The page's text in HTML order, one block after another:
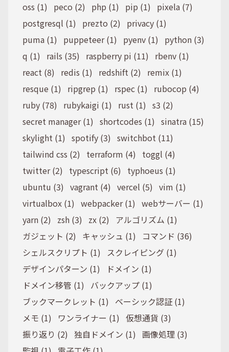
oss (1)
peco (2) php (1) pip (1)
pixela (7)
postgresql (1)
prezto (2)
privacy (1)
puma (1)
puppeteer (1) pyenv (1)
python (3)
q (1)
rails (35) raspberry pi (11)
rbenv (1)
react (8)
redis (1) redshift (2)
remix (1)
resque (1)
ripgrep (1) rspec (1)
rubocop (4)
ruby (78)
rubykaigi (1) rust (1) s3 (2)
secret manager (1) shortcodes (1) sinatra (15)
skylight (1) spotify (3) switchbot (11)
tailwind css (2)
terraform (4)
toggl (4)
twitter (2)
typescript (6)
typhoeus (1)
ubuntu (3) vagrant (4) vercel (5) vim (1)
virtualbox (1) webpacker (1) webサーバー (1)
yarn (2)
zsh (3) zx (2)
アルゴリズム (1)
ガジェット (2)
キャッシュ (1)
コマンド (36)
シェルスクリプト (1)
スクレイピング (1)
デザインパターン (1)
ドメイン (1)
ドメイン移管 (1)
バックアップ (1)
ブックマークレット (1)
ベーシック認証 (1)
メモ (1)
ワンライナー (1) 仮想通貨 (3)
振り返り (2)
独自ドメイン (1) 画像処理 (3)